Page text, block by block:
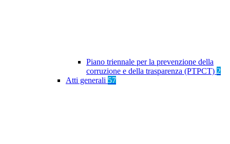
Piano triennale per la prevenzione della
corruzione e della trasparenza (PTPCT) 2
Atti generali 57